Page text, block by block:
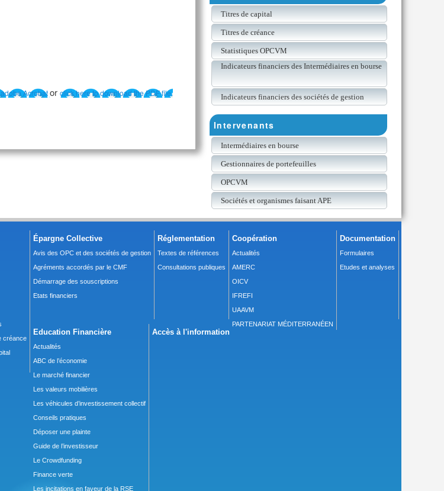
Acrobator click here to download the PDF file.
Titres de capital
Titres de créance
Statistiques OPCVM
Indicateurs financiers des Intermédiaires en bourse
Indicateurs financiers des sociétés de gestion
Intervenants
Intermédiaires en bourse
Gestionnaires de portefeuilles
OPCVM
Sociétés et organismes faisant APE
créance
Épargne Collective
Avis des OPC et des sociétés de gestion
Agréments accordés par le CMF
Démarrage des souscriptions
Etats financiers
Réglementation
Textes de références
Consultations publiques
Coopération
Actualités
AMERC
OICV
IFREFI
UAAVM
PARTENARIAT MÉDITERRANÉEN
Documentation
Formulaires
Etudes et analyses
Education Financière
Actualités
ABC de l’économie
Le marché financier
Les valeurs mobilières
Les véhicules d’investissement collectif
Conseils pratiques
Déposer une plainte
Guide de l’investisseur
Le Crowdfunding
Finance verte
Les incitations en faveur de la RSE
Accès à l'information